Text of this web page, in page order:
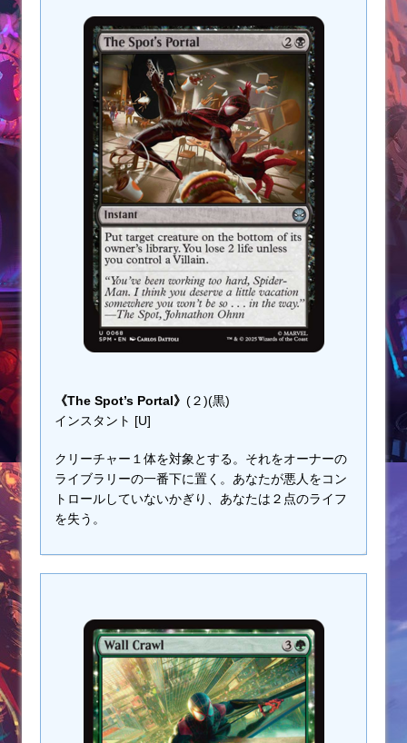
《The Spot’s Portal》 (２)(黒)
インスタント [U]
クリーチャー１体を対象とする。それをオーナーの
ライブラリーの一番下に置く。あなたが悪人をコン
トロールしていないかぎり、あなたは２点のライフ
を失う。